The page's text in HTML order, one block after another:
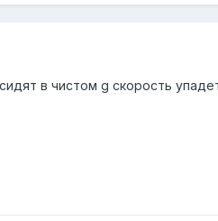
в чистом g скорость